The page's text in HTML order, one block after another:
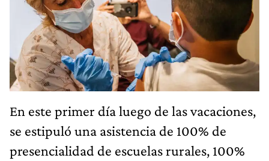
En este primer día luego de las vacaciones,
se estipuló una asistencia de 100% de
presencialidad de escuelas rurales, 100%